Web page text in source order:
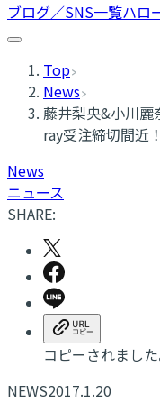
ブログ／SNS一覧ハロ
Top
News
藤井梨央&小川
ray受注締切間近！
News
ニュース
SHARE:
コピーされました
NEWS2017.1.20